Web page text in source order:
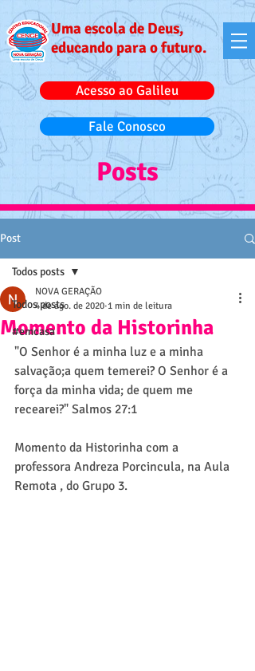
Uma escola de Deus,
educando para o futuro.
Acesso ao Galileu
Fale Conosco
Posts
Post
Todos posts
#emcasa
Todos posts
Momento da Historinha
NOVA GERAÇÃO
4 de ago. de 2020 1 min de leitura
"O Senhor é a minha luz e a minha
salvação;a quem temerei? O Senhor é a
força da minha vida; de quem me
recearei?" Salmos 27:1
Momento da Historinha com a
professora Andreza Porcincula, na Aula
Remota , do Grupo 3.